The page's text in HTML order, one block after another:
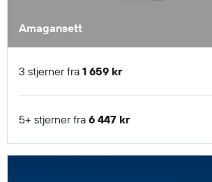
Amagansett
3 stjerner fra 1 659 kr
5+ stjerner fra 6 447 kr